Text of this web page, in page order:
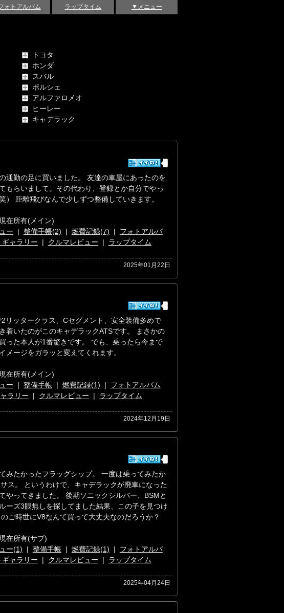
ォトアルバム ラップタイム ▼メニュー
トヨタ
ホンダ
スバル
ポルシェ
アルファロメオ
ヒーレー
キャデラック
通勤の足に買いました。 友達の車屋にあったのを
もらいまして。その代わり、登録とか自分でやっ
） 距離飛びなんで少しずつ整備していきます。
在所有(メイン)
ー | 整備手帳(2) | 燃費記録(7) | フォトアルバ
ギャラリー | クルマレビュー | ラップタイム
2025年01月22日
リッタークラス、Cセグメント、安全装備多めで
着いたのがこのキャデラックATSです。 まさかの
った本人が1番驚きです。 でも、乗ったら今まで
メージをガラッと変えてくれます。
在所有(メイン)
ー | 整備手帳| 燃費記録(1) | フォトアルバム
ラリー | クルマレビュー | ラップタイム
2024年12月19日
みたかったフラッグシップ。 一度は乗ってみたか
ス。 というわけで、キャデラックが廃車になった
やってきました。 後期ソニックシルバー、BSMと
ーズ3眼無しを探してました結果、この子を見つけ
ご時世にV8なんて買って大丈夫なのだろうか？
在所有(サブ)
ー(1) | 整備手帳| 燃費記録(1) | フォトアルバ
ギャラリー | クルマレビュー | ラップタイム
2025年04月24日